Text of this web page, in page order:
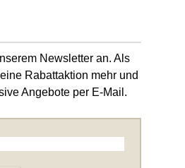
Newsletter an. Als
Rabattaktion mehr und
Angebote per E-Mail.